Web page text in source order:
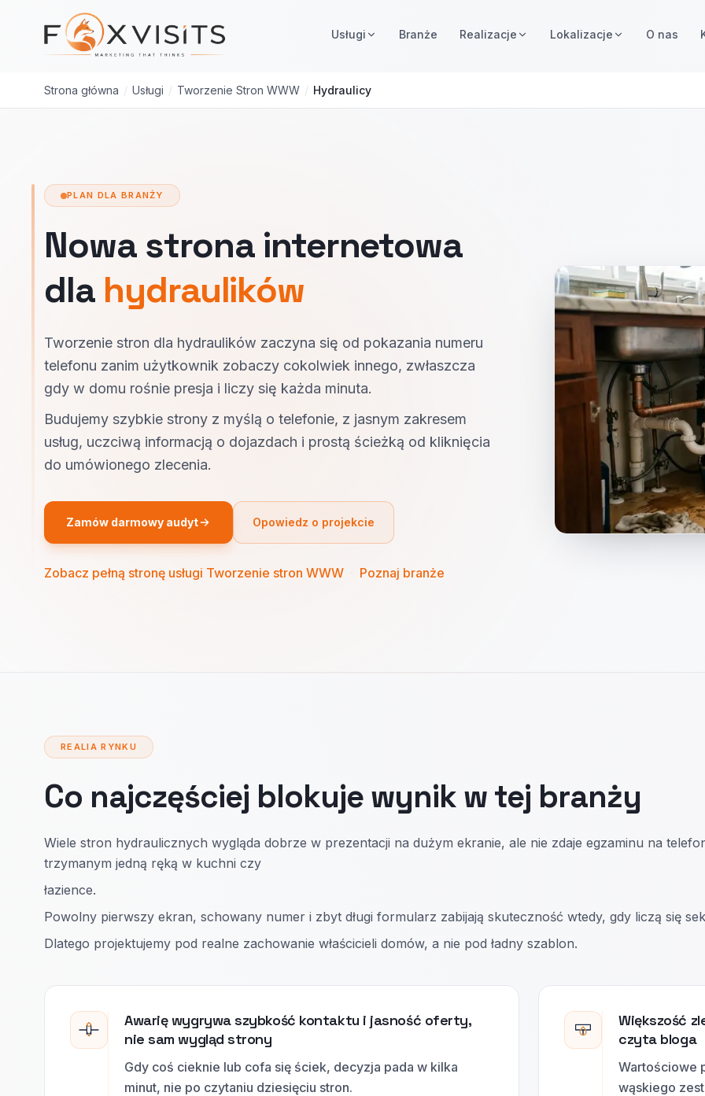
Przejdź do treści głównej
Usługi Branże Realizacje Lokalizacje O nas
Strona główna / Usługi / Tworzenie Stron WWW / Hydraulicy
PLAN DLA BRANŻY
Nowa strona internetowa
dla hydraulików
Tworzenie stron dla hydraulików zaczyna się od pokazania numeru
telefonu zanim użytkownik zobaczy cokolwiek innego, zwłaszcza
gdy w domu rośnie presja i liczy się każda minuta.
Budujemy szybkie strony z myślą o telefonie, z jasnym zakresem
usług, uczciwą informacją o dojazdach i prostą ścieżką od kliknięcia
do umówionego zlecenia.
Zamów darmowy audyt Opowiedz o projekcie
Zobacz pełną stronę usługi Tworzenie stron WWW Poznaj branże
REALIA RYNKU
Co najczęściej blokuje wynik w tej branży
Wiele stron hydraulicznych wygląda dobrze w prezentacji na dużym ekranie, ale nie zdaje egzaminu na
trzymanym jedną ręką w kuchni czy
łazience.
Powolny pierwszy ekran, schowany numer i zbyt długi formularz zabijają skuteczność wtedy, gdy liczą się
Dlatego projektujemy pod realne zachowanie właścicieli domów, a nie pod ładny szablon.
Awarię wygrywa szybkość kontaktu i jasność oferty,
nie sam wygląd strony
Gdy coś cieknie lub cofa się ściek, decyzja pada w kilka
minut, nie po czytaniu dziesięciu stron.
Większość
czyta bloga
Wartościowe
wąskiego